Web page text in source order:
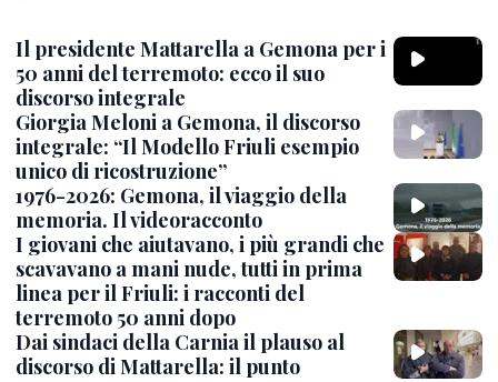
Il presidente Mattarella a Gemona per i
50 anni del terremoto: ecco il suo
discorso integrale
Giorgia Meloni a Gemona, il discorso
integrale: “Il Modello Friuli esempio
unico di ricostruzione”
1976-2026: Gemona, il viaggio della
memoria. Il videoracconto
I giovani che aiutavano, i più grandi che
scavavano a mani nude, tutti in prima
linea per il Friuli: i racconti del
terremoto 50 anni dopo
Dai sindaci della Carnia il plauso al
discorso di Mattarella: il punto